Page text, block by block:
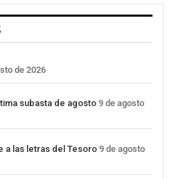
de 2026
subasta de agosto 9 de agosto
a las letras del Tesoro 9 de agosto